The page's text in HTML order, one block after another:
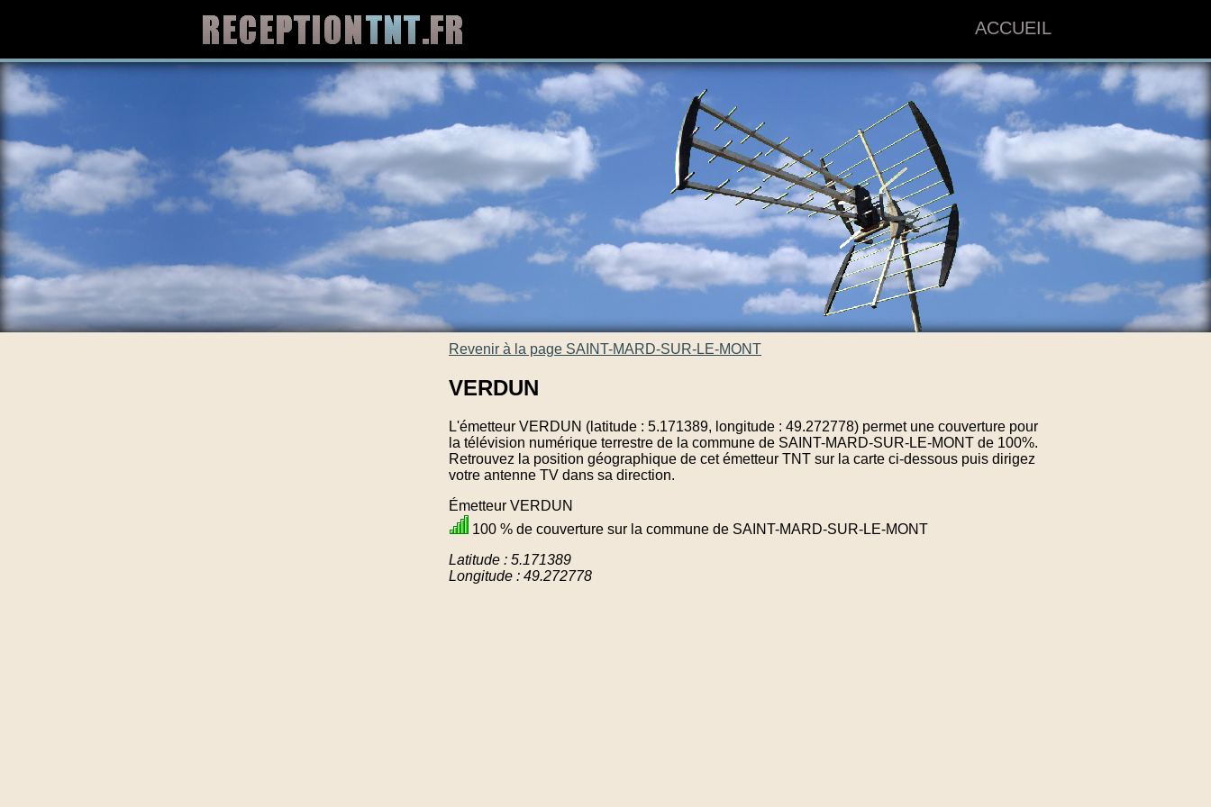
ACCUEIL
Revenir à la page SAINT-MARD-SUR-LE-MONT
VERDUN
L'émetteur VERDUN (latitude : 5.171389, longitude : 49.272778) permet une couverture pour
la télévision numérique terrestre de la commune de SAINT-MARD-SUR-LE-MONT de 100%.
Retrouvez la position géographique de cet émetteur TNT sur la carte ci-dessous puis dirigez
votre antenne TV dans sa direction.
Émetteur VERDUN
100 % de couverture sur la commune de SAINT-MARD-SUR-LE-MONT
Latitude : 5.171389
Longitude : 49.272778